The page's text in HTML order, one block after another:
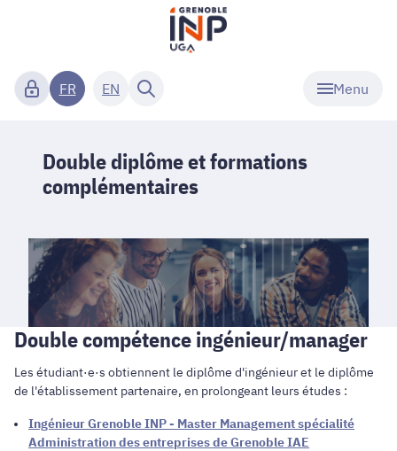
Menu
FR EN
Double diplôme et formations
complémentaires
Double compétence ingénieur/manager
Les étudiant·e·s obtiennent le diplôme d'ingénieur et le diplôme
de l'établissement partenaire, en prolongeant leurs études :
Ingénieur Grenoble INP - Master Management spécialité
Administration des entreprises de Grenoble IAE